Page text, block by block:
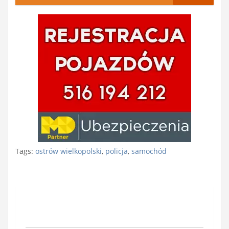
Tags: ostrów wielkopolski, policja, samochód